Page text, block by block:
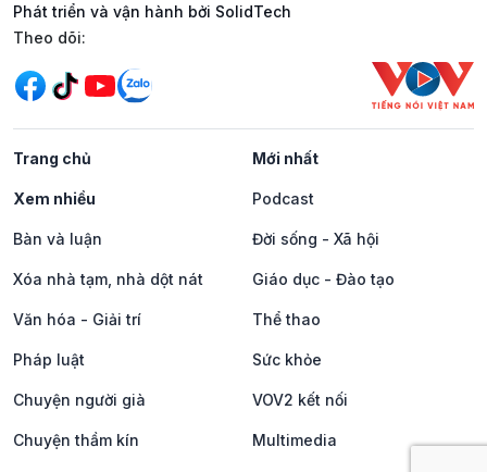
Phát triển và vận hành bởi SolidTech
Mạng xã hội
Theo dõi:
Trang chủ Mới nhất
Xem nhiều Podcast
Bàn và luận Đời sống - Xã hội
Xóa nhà tạm, nhà dột nát Giáo dục - Đào tạo
Văn hóa - Giải trí Thể thao
Pháp luật Sức khỏe
Chuyện người già VOV2 kết nối
Chuyện thầm kín Multimedia